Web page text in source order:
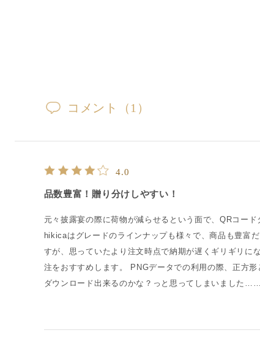
コメント （1）
4.0
品数豊富！贈り分けしやすい！
元々披露宴の際に荷物が減らせるという面で、QRコー
hikicaはグレードのラインナップも様々で、商品も豊富
すが、思っていたより注文時点で納期が遅くギリギリに
注をおすすめします。 PNGデータでの利用の際、正方
ダウンロード出来るのかな？っと思ってしまいました